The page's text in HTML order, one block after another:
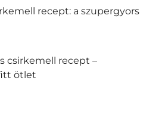
recept: a szupergyors
csirkemell recept –
ötlet